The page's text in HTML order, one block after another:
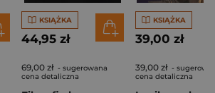
KSIĄŻKA
44,95 zł
69,00 zł - sugerowana
cena detaliczna
KSIĄŻKA
39,00 zł
39,00 zł -
cena detaliczna